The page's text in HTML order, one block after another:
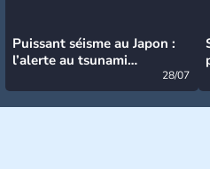
Puissant séisme au Japon :
l’alerte au tsunami
28/07